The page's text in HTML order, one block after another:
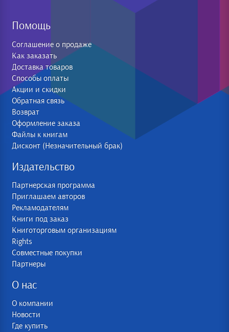
Помощь
Соглашение о продаже
Как заказать
Доставка товаров
Способы оплаты
Акции и скидки
Обратная связь
Возврат
Оформление заказа
Файлы к книгам
Дисконт (Незначительный брак)
Издательство
Партнерская программа
Приглашаем авторов
Рекламодателям
Книги под заказ
Книготорговым организациям
Rights
Совместные покупки
Партнеры
О нас
О компании
Новости
Где купить